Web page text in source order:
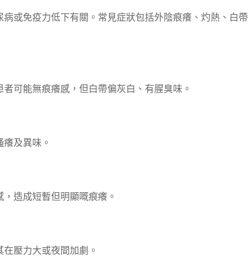
或免疫力低下有關。常見症狀包括外陰痕癢、灼熱、白
可能無痕癢感，但白帶偏灰白、有腥臭味。
及異味。
造成短暫但明顯嘅痕癢。
壓力大或夜間加劇。